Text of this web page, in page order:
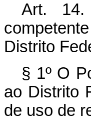
Art. 14.
Distrito
§ 1º O
ao Distrito
de uso de